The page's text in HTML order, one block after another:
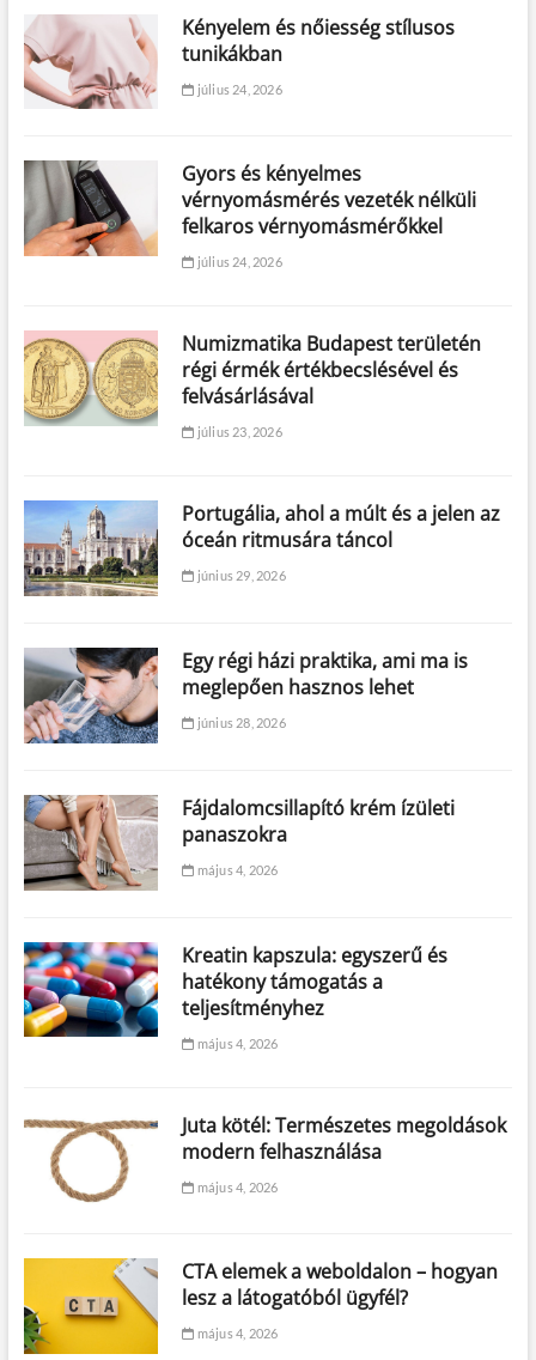
Kényelem és nőiesség stílusos
tunikákban
július 24, 2026
Gyors és kényelmes
vérnyomásmérés vezeték nélküli
felkaros vérnyomásmérőkkel
július 24, 2026
Numizmatika Budapest területén
régi érmék értékbecslésével és
felvásárlásával
július 23, 2026
Portugália, ahol a múlt és a jelen az
óceán ritmusára táncol
június 29, 2026
Egy régi házi praktika, ami ma is
meglepően hasznos lehet
június 28, 2026
Fájdalomcsillapító krém ízületi
panaszokra
május 4, 2026
Kreatin kapszula: egyszerű és
hatékony támogatás a
teljesítményhez
május 4, 2026
Juta kötél: Természetes megoldások
modern felhasználása
május 4, 2026
CTA elemek a weboldalon – hogyan
lesz a látogatóból ügyfél?
május 4, 2026